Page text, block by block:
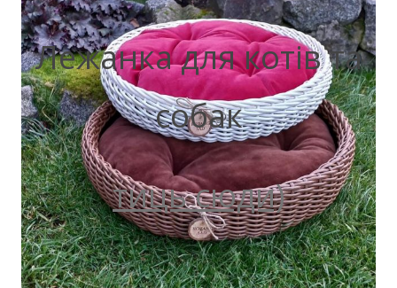
Лежанка для котів та
собак
тиць сюди)